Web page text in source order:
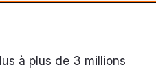
à plus de 3 millions